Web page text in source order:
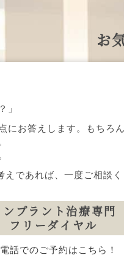
お
」
にお答えします。もちろん
であれば、一度ご相談く
ンプラント治療専門
フリーダイヤル
話でのご予約はこちら！